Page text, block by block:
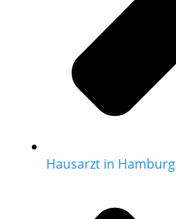
Hausarzt in Hamburg